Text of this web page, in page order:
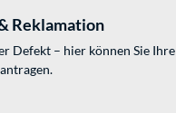
Reklamation
Defekt – hier können Sie Ihre